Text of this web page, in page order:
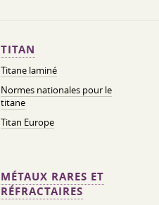
TITAN
Titane laminé
Normes nationales pour le
titane
Titan Europe
MÉTAUX RARES ET
RÉFRACTAIRES